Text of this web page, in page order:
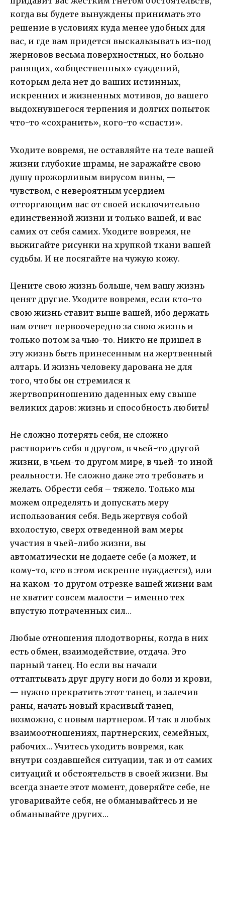
когда вы будете вынуждены принимать это
решение в условиях куда менее удобных для
вас, и где вам придется выскальзывать из-под
жерновов весьма поверхностных, но больно
ранящих, «общественных» суждений,
которым дела нет до ваших истинных,
искренних и жизненных мотивов, до вашего
выдохнувшегося терпения и долгих попыток
что-то «сохранить», кого-то «спасти».
Уходите вовремя, не оставляйте на теле вашей
жизни глубокие шрамы, не заражайте свою
душу прожорливым вирусом вины, —
чувством, с невероятным усердием
отторгающим вас от своей исключительно
единственной жизни и только вашей, и вас
самих от себя самих. Уходите вовремя, не
выжигайте рисунки на хрупкой ткани вашей
судьбы. И не посягайте на чужую кожу.
Цените свою жизнь больше, чем вашу жизнь
ценят другие. Уходите вовремя, если кто-то
свою жизнь ставит выше вашей, ибо держать
вам ответ первоочередно за свою жизнь и
только потом за чью-то. Никто не пришел в
эту жизнь быть принесенным на жертвенный
алтарь. И жизнь человеку дарована не для
того, чтобы он стремился к
жертвоприношению даденных ему свыше
великих даров: жизнь и способность любить!
Не сложно потерять себя, не сложно
растворить себя в другом, в чьей-то другой
жизни, в чьем-то другом мире, в чьей-то иной
реальности. Не сложно даже это требовать и
желать. Обрести себя – тяжело. Только мы
можем определять и допускать меру
использования себя. Ведь жертвуя собой
вхолостую, сверх отведенной вам меры
участия в чьей-либо жизни, вы
автоматически не додаете себе (а может, и
кому-то, кто в этом искренне нуждается), или
на каком-то другом отрезке вашей жизни вам
не хватит совсем малости – именно тех
впустую потраченных сил…
Любые отношения плодотворны, когда в них
есть обмен, взаимодействие, отдача. Это
парный танец. Но если вы начали
оттаптывать друг другу ноги до боли и крови,
— нужно прекратить этот танец, и залечив
раны, начать новый красивый танец,
возможно, с новым партнером. И так в любых
взаимоотношениях, партнерских, семейных,
рабочих… Учитесь уходить вовремя, как
внутри создавшейся ситуации, так и от самих
ситуаций и обстоятельств в своей жизни. Вы
всегда знаете этот момент, доверяйте себе, не
уговаривайте себя, не обманывайтесь и не
обманывайте других…